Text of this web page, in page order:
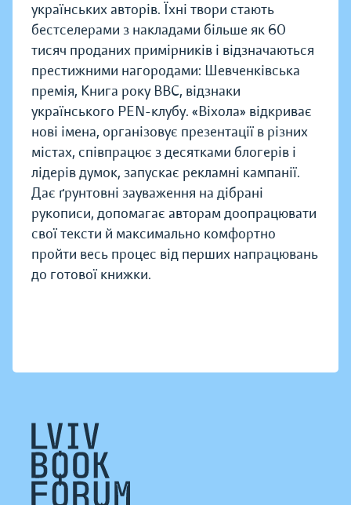
українських авторів. Їхні твори стають
бестселерами з накладами більше як 60
тисяч проданих примірників і відзначаються
престижними нагородами: Шевченківська
премія, Книга року BBC, відзнаки
українського PEN-клубу. «Віхола» відкриває
нові імена, організовує презентації в різних
містах, співпрацює з десятками блогерів і
лідерів думок, запускає рекламні кампанії.
Дає ґрунтовні зауваження на дібрані
рукописи, допомагає авторам доопрацювати
свої тексти й максимально комфортно
пройти весь процес від перших напрацювань
до готової книжки.